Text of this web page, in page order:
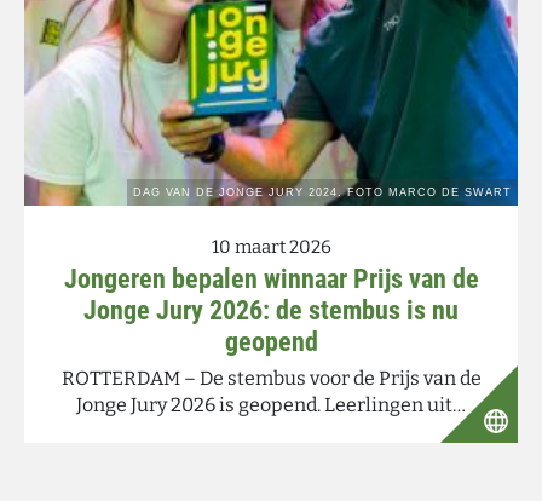
10 maart 2026
Jongeren bepalen winnaar Prijs van de
Jonge Jury 2026: de stembus is nu
geopend
ROTTERDAM – De stembus voor de Prijs van de
Jonge Jury 2026 is geopend. Leerlingen uit…